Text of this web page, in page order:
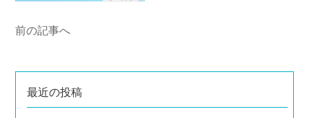
前の記事へ
最近の投稿